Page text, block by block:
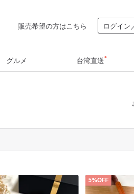
販売希望の方はこちら ログイン
グルメ 台湾直送
5%OFF